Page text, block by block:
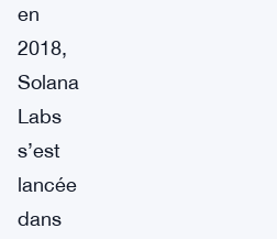
en
2018,
Solana
Labs
s’est
lancée
dans